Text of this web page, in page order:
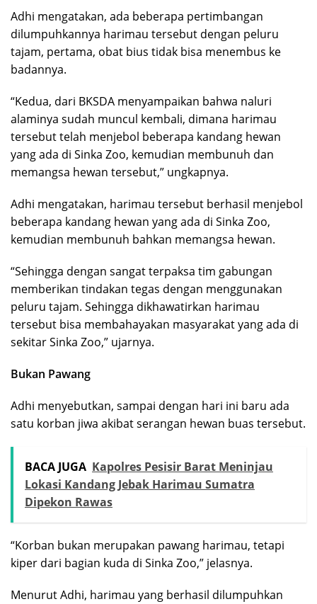
Adhi mengatakan, ada beberapa pertimbangan
dilumpuhkannya harimau tersebut dengan peluru
tajam, pertama, obat bius tidak bisa menembus ke
badannya.
“Kedua, dari BKSDA menyampaikan bahwa naluri
alaminya sudah muncul kembali, dimana harimau
tersebut telah menjebol beberapa kandang hewan
yang ada di Sinka Zoo, kemudian membunuh dan
memangsa hewan tersebut,” ungkapnya.
Adhi mengatakan, harimau tersebut berhasil menjebol
beberapa kandang hewan yang ada di Sinka Zoo,
kemudian membunuh bahkan memangsa hewan.
“Sehingga dengan sangat terpaksa tim gabungan
memberikan tindakan tegas dengan menggunakan
peluru tajam. Sehingga dikhawatirkan harimau
tersebut bisa membahayakan masyarakat yang ada di
sekitar Sinka Zoo,” ujarnya.
Bukan Pawang
Adhi menyebutkan, sampai dengan hari ini baru ada
satu korban jiwa akibat serangan hewan buas tersebut.
BACA JUGA Kapolres Pesisir Barat Meninjau
Lokasi Kandang Jebak Harimau Sumatra
Dipekon Rawas
“Korban bukan merupakan pawang harimau, tetapi
kiper dari bagian kuda di Sinka Zoo,” jelasnya.
Menurut Adhi, harimau yang berhasil dilumpuhkan